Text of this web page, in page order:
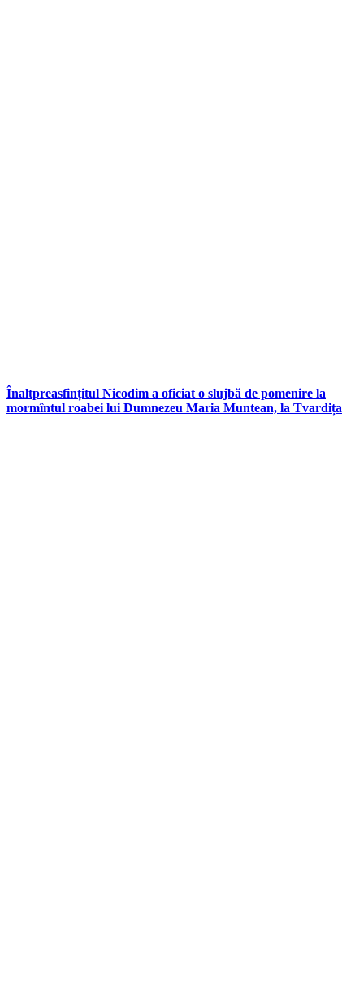
Înaltpreasfințitul Nicodim a oficiat o slujbă de pomenire la
mormîntul roabei lui Dumnezeu Maria Muntean, la Tvardița